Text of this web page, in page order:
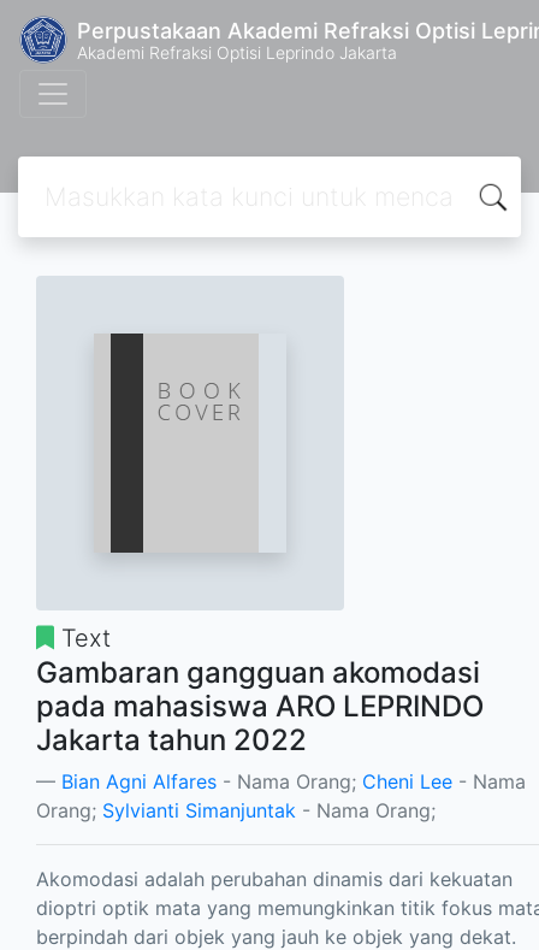
Perpustakaan Akademi Refraksi Optisi
Akademi Refraksi Optisi Leprindo Jakarta
Text
Gambaran gangguan akomodasi
pada mahasiswa ARO LEPRINDO
Jakarta tahun 2022
Bian Agni Alfares - Nama Orang; Cheni Lee - Nama
Orang; Sylvianti Simanjuntak - Nama Orang;
Akomodasi adalah perubahan dinamis dari kekuatan
dioptri optik mata yang memungkinkan titik fokus
berpindah dari objek yang jauh ke objek yang dekat.